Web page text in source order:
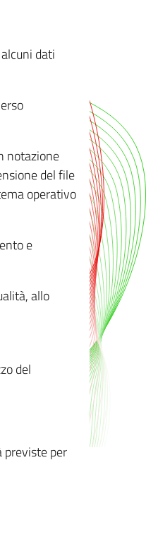
dati
notazione
del file
operativo
e
allo
del
previste per